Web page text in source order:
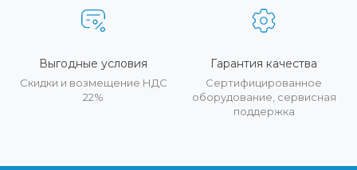
Выгодные условия
Скидки и возмещение НДС
22%
Гарантия качества
Сертифицированное
оборудование, сервисная
поддержка